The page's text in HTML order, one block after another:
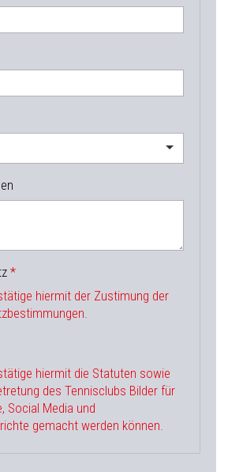
hiermit der Zustimung der
hiermit die Statuten sowie
des Tennisclubs Bilder für
Social Media und
gemacht werden können.